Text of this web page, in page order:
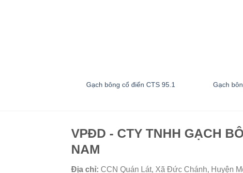
Gạch bông cổ điển CTS 95.1 Gạch
VPĐD - CTY TNHH GẠCH
NAM
Địa chỉ: CCN Quán Lát, Xã Đức Chánh, Huyện